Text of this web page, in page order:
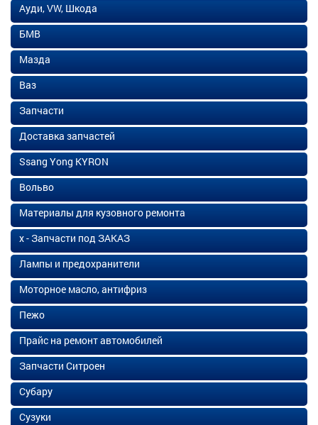
Ауди, VW, Шкода
БМВ
Мазда
Ваз
Запчасти
Доставка запчастей
Ssang Yong KYRON
Вольво
Материалы для кузовного ремонта
х - Запчасти под ЗАКАЗ
Лампы и предохранители
Моторное масло, антифриз
Пежо
Прайс на ремонт автомобилей
Запчасти Ситроен
Субару
Сузуки